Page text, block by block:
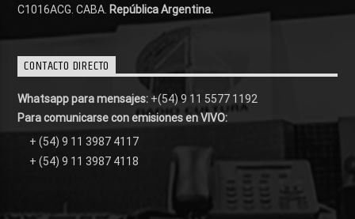
C1016ACG . CABA. República Argentina.
CONTACTO DIRECTO
Whatsapp para mensajes: +(54) 9 11 5577 1192
Para comunicarse con emisiones en VIVO:
+ (54) 9 11 3987 4117
+ (54) 9 11 3987 4118